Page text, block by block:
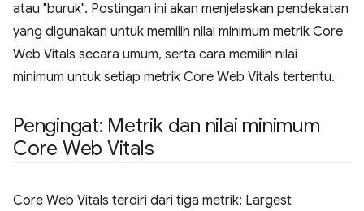
atau "buruk". Postingan ini akan menjelaskan pendekatan
yang digunakan untuk memilih nilai minimum metrik Core
Web Vitals secara umum, serta cara memilih nilai
minimum untuk setiap metrik Core Web Vitals tertentu.
Pengingat: Metrik dan nilai minimum
Core Web Vitals
Core Web Vitals terdiri dari tiga metrik: Largest